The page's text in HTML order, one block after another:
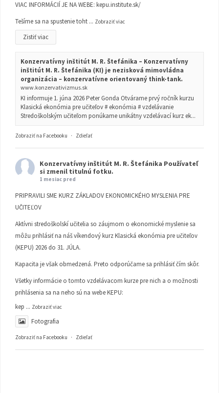
VIAC INFORMÁCIÍ JE NA WEBE: kepu.institute.sk/
Tešíme sa na spustenie toht ... Zobraziť viac
Zistiť viac
Konzervatívny inštitút M. R. Štefánika – Konzervatívny
inštitút M. R. Štefánika (KI) je nezisková mimovládna
organizácia – konzervatívne orientovaný think-tank.
www.konzervativizmus.sk
KI informuje 1. júna 2026 Peter Gonda Otvárame prvý ročník kurzu
Klasická ekonómia pre učiteľov # ekonómia # vzdelávanie
Stredoškolským učiteľom ponúkame unikátny vzdelávací kurz ek...
Zobraziť na Facebooku · Zdieľať
Konzervatívny inštitút M. R. Štefánika Používateľ
si zmenil titulnú fotku.
1 mesiac pred
PRIPRAVILI SME KURZ ZÁKLADOV EKONOMICKÉHO MYSLENIA PRE
UČITEĽOV
Aktívni stredoškolskí učitelia so záujmom o ekonomické myslenie sa
môžu prihlásiť na náš víkendový kurz Klasická ekonómia pre učiteľov
(KEPU) 2026 do 31. JÚLA.
Kapacita je však obmedzená. Preto odporúčame sa prihlásiť čím skôr.
Všetky informácie o tomto vzdelávacom kurze pre nich a o možnosti
prihlásenia sa na neho sú na webe KEPU:
kep ... Zobraziť viac
Fotografia
Zobraziť na Facebooku · Zdieľať